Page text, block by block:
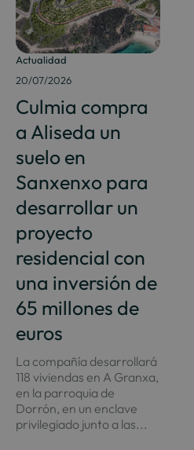
Actualidad
20/07/2026
Culmia compra
a Aliseda un
suelo en
Sanxenxo para
desarrollar un
proyecto
residencial con
una inversión de
65 millones de
euros
La compañía desarrollará
118 viviendas en A Granxa,
en la parroquia de
Dorrón, en un enclave
privilegiado junto a las...